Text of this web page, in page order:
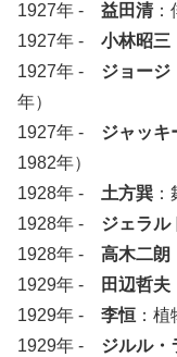
1927年 - 益田清：
1927年 - 小林昭三
1927年 - ジョージ
年）
1927年 - ジャッキ
1982年）
1928年 - 土方巽
1928年 - ジェラル
1928年 - 高木二朗
1929年 -
田辺哲夫
1929年 - 李恒 ：
1929年 - ジルル・